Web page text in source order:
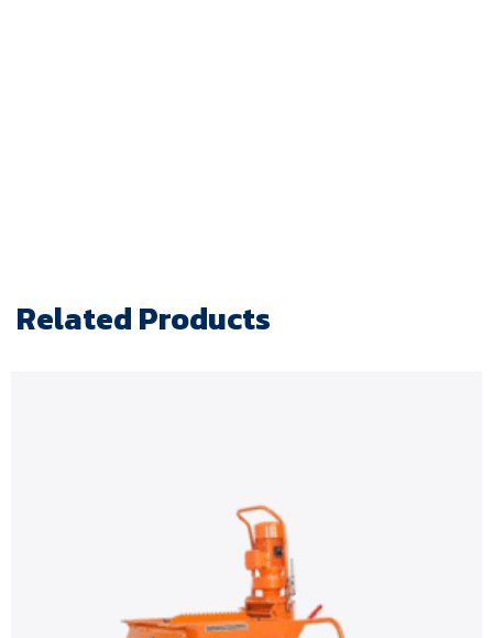
Related Products